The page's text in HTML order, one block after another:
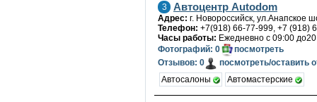
3 Автоцентр Autodom
Адрес: г. Новороссийск, ул.Анапское
Телефон: +7(918) 66-77-999, +7 (918)
Часы работы: Ежедневно с 09:00
Фотографий: 0
посмотреть
Отзывов: 0
посмотреть/оставить
Автосалоны
Автомастерские